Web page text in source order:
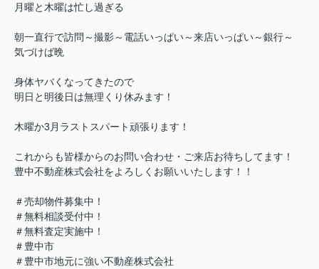
月曜と木曜は忙し過ぎる
朝一直行で訪問～撮影～電話いっぱい～来店いっぱい～銀行～
気づけば晩
身体ヤバくなってきたので
明日と明後日は無理くり休みます！
木曜か3月ラストスパート頑張ります！
これからも皆様からのお問い合わせ・ご来店お待ちしてます！
豊中不動産株式会社をよろしくお願いいたします！！
＃売却物件募集中！
＃無料相談受付中！
＃無料査定実施中！
＃豊中市
＃豊中市地元に強い不動産株式会社